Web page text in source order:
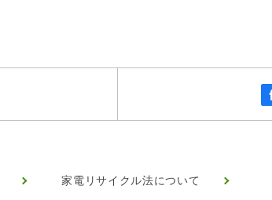
家電リサイクル法について